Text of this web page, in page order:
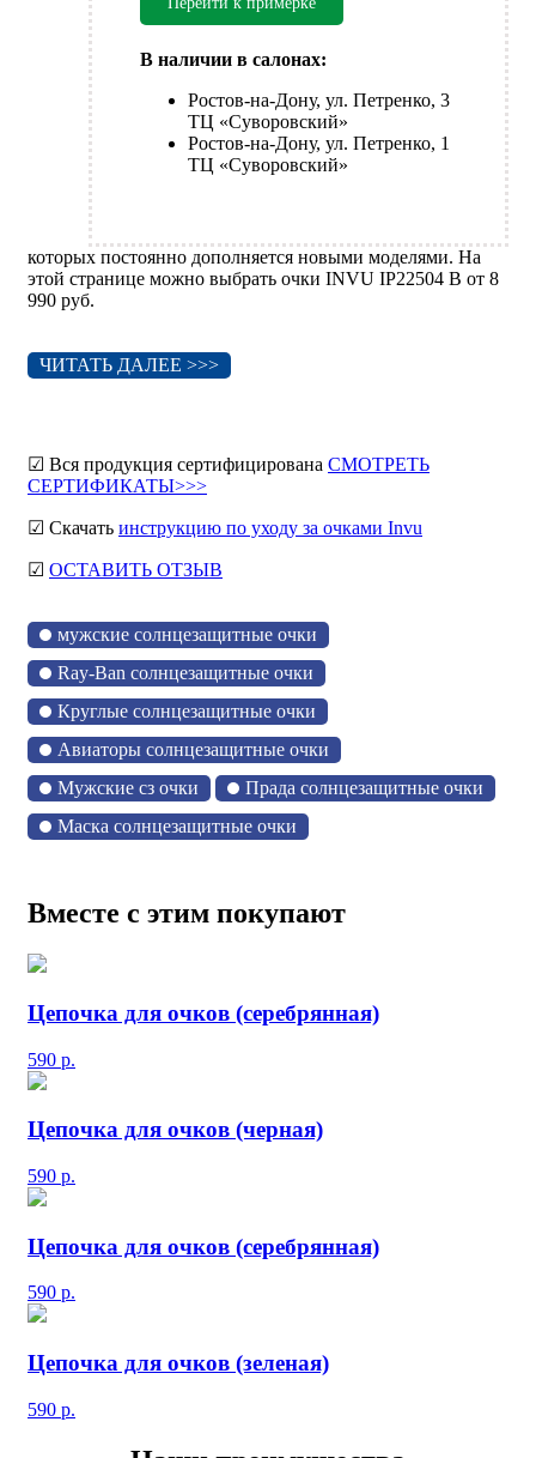
В наличии в салонах:
Ростов-на-Дону, ул. Петренко, 3
ТЦ «Суворовский»
Ростов-на-Дону, ул. Петренко, 1
ТЦ «Суворовский»
которых постоянно дополняется новыми моделями. На
этой странице можно выбрать очки INVU IP22504 B от 8
990 руб.
ЧИТАТЬ ДАЛЕЕ >>>
☑ Вся продукция сертифицирована СМОТРЕТЬ
СЕРТИФИКАТЫ>>>
☑ Скачать инструкцию по уходу за очками Invu
☑ ОСТАВИТЬ ОТЗЫВ
мужские солнцезащитные очки
Ray-Ban солнцезащитные очки
Круглые солнцезащитные очки
Авиаторы солнцезащитные очки
Мужские сз очки
Прада солнцезащитные очки
Маска солнцезащитные очки
Вместе с этим покупают
Цепочка для очков (серебрянная)
590 р.
Цепочка для очков (черная)
590 р.
Цепочка для очков (серебрянная)
590 р.
Цепочка для очков (зеленая)
590 р.